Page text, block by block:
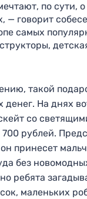
по сути,
— говорит
самых
такой
денег. На днях
со
рублей.
принесет
без
ребята
маленьких